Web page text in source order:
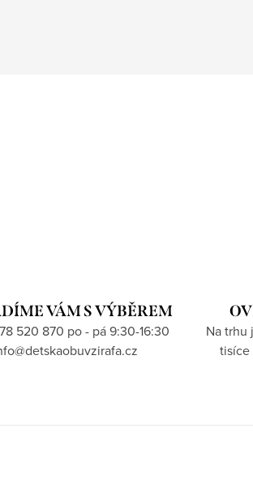
VÁM S VÝBĚREM
520 870 po - pá 9:30-16:30
Na trhu
tisíce